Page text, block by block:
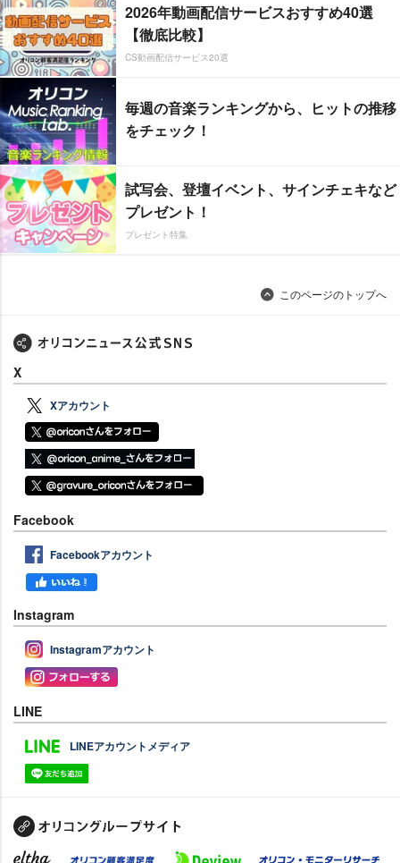
2026年動画配信サービスおすすめ40選
【徹底比較】
CS動画配信サービス20選
毎週の音楽ランキングから、ヒットの推移
をチェック！
試写会、登壇イベント、サインチェキなど
プレゼント！
プレゼント特集
このページのトップへ
X
Xアカウント
Facebook
Facebookアカウント
Instagram
Instagramアカウント
LINE
LINEアカウントメディア